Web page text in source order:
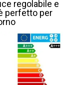
regolabile e
perfetto per